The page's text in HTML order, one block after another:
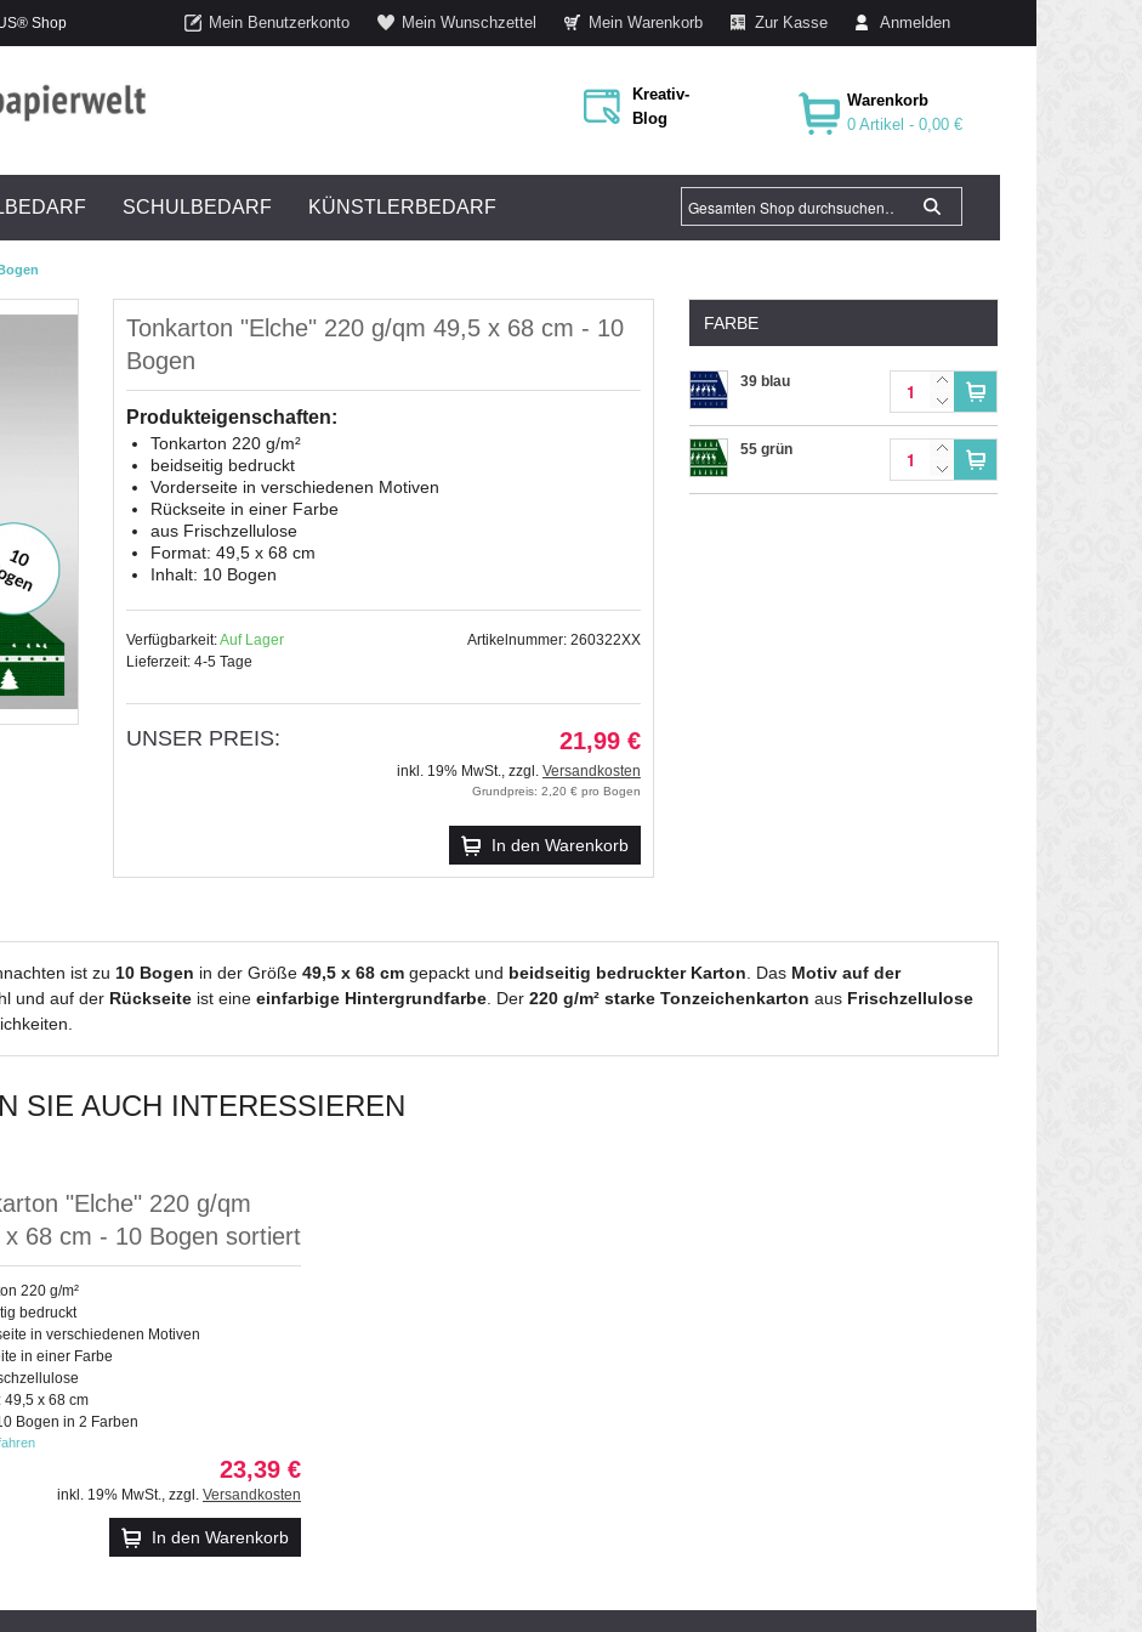
Shop Mein Benutzerkonto Mein Wunschzettel Mein Warenkorb Zur Kasse Anmelden
Kreativ-
Blog
Warenkorb
0 Artikel -0,00 €
SCHULBEDARF KÜNSTLERBEDARF
Tonkarton "Elche" 220 g/qm 49,5 x 68 cm - 10
Bogen
Produkteigenschaften:
Tonkarton 220 g/m²
beidseitig bedruckt
Vorderseite in verschiedenen Motiven
Rückseite in einer Farbe
aus Frischzellulose
Format: 49,5 x 68 cm
Inhalt: 10 Bogen
Verfügbarkeit:Auf Lager
Lieferzeit: 4-5 Tage
Artikelnummer: 260322XX
UNSER PREIS: 21,99 €
inkl. 19% MwSt., zzgl. Versandkosten
Grundpreis: 2,20 € pro Bogen
In den Warenkorb
FARBE
39 blau
55 grün
ist zu 10 Bogen in der Größe 49,5 x 68 cm gepackt und beidseitig bedruckter Karton . Das Motiv auf der
und auf der Rückseite ist eine einfarbige Hintergrundfarbe . Der 220 g/m² starke Tonzeichenkarton aus Frischzellulose
SIE AUCH INTERESSIEREN
"Elche" 220 g/qm
x 68 cm - 10 Bogen sortiert
220 g/m²
bedruckt
in verschiedenen Motiven
in einer Farbe
49,5 x 68 cm
Bogen in 2 Farben
23,39 €
inkl. 19% MwSt., zzgl. Versandkosten
In den Warenkorb